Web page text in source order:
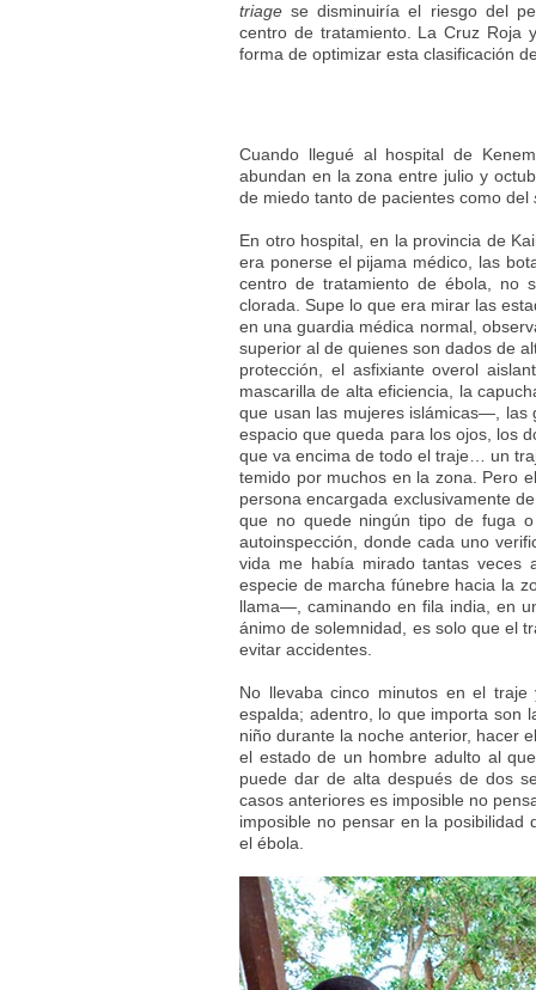
triage se disminuiría el riesgo del
centro de tratamiento. La Cruz Roja
forma de optimizar esta clasificación
Cuando llegué al hospital de
abundan en la zona entre julio y
de miedo tanto de pacientes como del
En otro hospital, en la provincia de
era ponerse el pijama médico, las
centro de tratamiento de ébola, no
clorada. Supe lo que era mirar las
en una guardia médica normal,
superior al de quienes son dados de
protección, el asfixiante overol
mascarilla de alta eficiencia, la
que usan las mujeres islámicas—, las
espacio que queda para los ojos, los
que va encima de todo el traje… un
temido por muchos en la zona. Pero
persona encargada exclusivamente
que no quede ningún tipo de fuga
autoinspección, donde cada uno
vida me había mirado tantas veces
especie de marcha fúnebre hacia la
llama—, caminando en fila india, en
ánimo de solemnidad, es solo que el
evitar accidentes.
No llevaba cinco minutos en el
espalda; adentro, lo que importa son
niño durante la noche anterior, hacer
el estado de un hombre adulto al
puede dar de alta después de dos
casos anteriores es imposible no
imposible no pensar en la
el ébola.